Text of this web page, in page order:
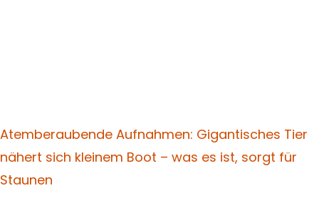
Atemberaubende Aufnahmen: Gigantisches Tier
nähert sich kleinem Boot – was es ist, sorgt für
Staunen